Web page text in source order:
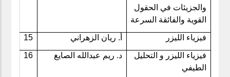
والجزيئات في الحقول
القوية والفائقة السرعة
فيزياء الليزر أ. ريان الزهراني 15
فيزياء الليزر و التحليل
الطيفي
د. ريم عبدالله الصايغ 16